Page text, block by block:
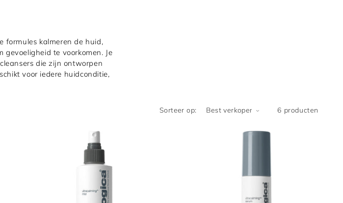
formules kalmeren de huid,
te voorkomen. Je
die zijn ontworpen
voor iedere huidconditie,
Sorteer op: 6 producten